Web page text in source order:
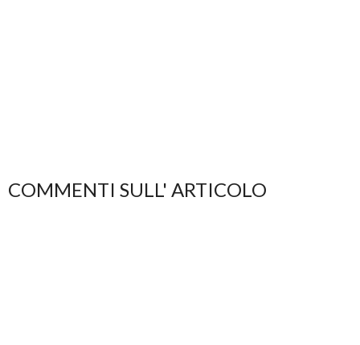
COMMENTI SULL' ARTICOLO